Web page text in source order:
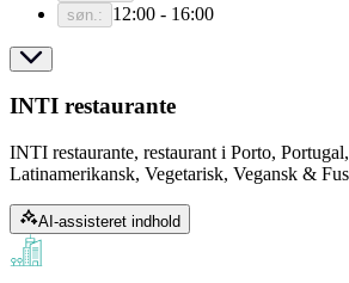
søn. : 12:00 - 16:00
INTI restaurante
INTI restaurante, restaurant i Porto,
Latinamerikansk, Vegetarisk, Vegansk &
AI-assisteret indhold